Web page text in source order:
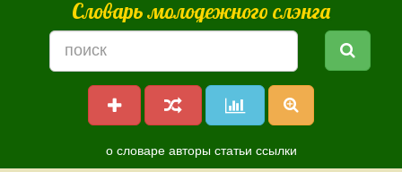
Словарь молодежного слэнга
о словаре авторы статьи ссылки